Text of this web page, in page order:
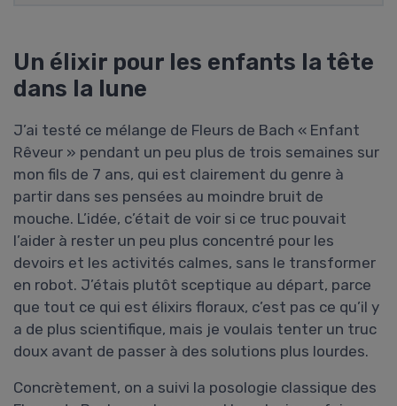
Un élixir pour les enfants la tête
dans la lune
J’ai testé ce mélange de Fleurs de Bach « Enfant
Rêveur » pendant un peu plus de trois semaines sur
mon fils de 7 ans, qui est clairement du genre à
partir dans ses pensées au moindre bruit de
mouche. L’idée, c’était de voir si ce truc pouvait
l’aider à rester un peu plus concentré pour les
devoirs et les activités calmes, sans le transformer
en robot. J’étais plutôt sceptique au départ, parce
que tout ce qui est élixirs floraux, c’est pas ce qu’il y
a de plus scientifique, mais je voulais tenter un truc
doux avant de passer à des solutions plus lourdes.
Concrètement, on a suivi la posologie classique des